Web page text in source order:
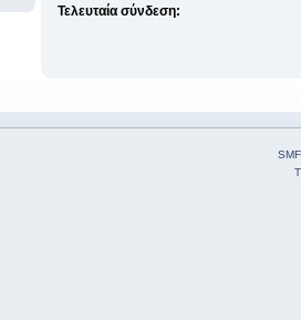
Τελευταία σύνδεση: